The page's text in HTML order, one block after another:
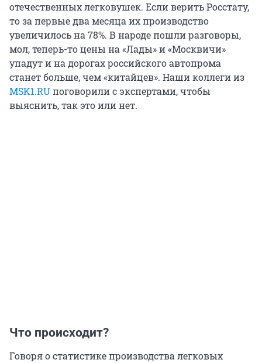
отечественных легковушек. Если верить Росстату,
то за первые два месяца их производство
увеличилось на 78%. В народе пошли разговоры,
мол, теперь-то цены на «Лады» и «Москвичи»
упадут и на дорогах российского автопрома
станет больше, чем «китайцев». Наши коллеги из
MSK1.RUпоговорили с экспертами, чтобы
выяснить, так это или нет.
Что происходит?
Говоря о статистике производства легковых